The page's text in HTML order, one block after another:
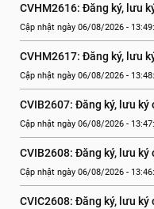
CVHM2616: Đăng ký, lưu
Cập nhật ngày 06/08/2026 -
CVHM2617: Đăng ký, lưu
Cập nhật ngày 06/08/2026 -
CVIB2607: Đăng ký, lưu ký
Cập nhật ngày 06/08/2026 -
CVIB2608: Đăng ký, lưu ký
Cập nhật ngày 06/08/2026 -
CVIC2608: Đăng ký, lưu ký